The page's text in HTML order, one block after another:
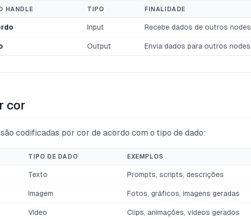
HANDLE TIPO FINALIDADE
Input Recebe dados de outros nodes
Output Envia dados para outros nodes
cor
codificadas por cor de acordo com o tipo de dado:
TIPO DE DADO EXEMPLOS
Texto Prompts, scripts, descrições
Imagem Fotos, gráficos, imagens geradas
Vídeo Clips, animações, vídeos gerados